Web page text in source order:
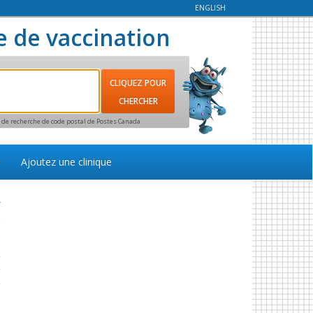
ENGLISH
de vaccination
de recherche de code postal de Postes Canada
Ajoutez une clinique